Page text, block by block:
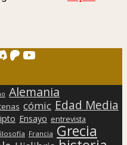
Patreon
YouTube
Alemania
cómic Edad Media
Ensayo entrevista
Francia Grecia